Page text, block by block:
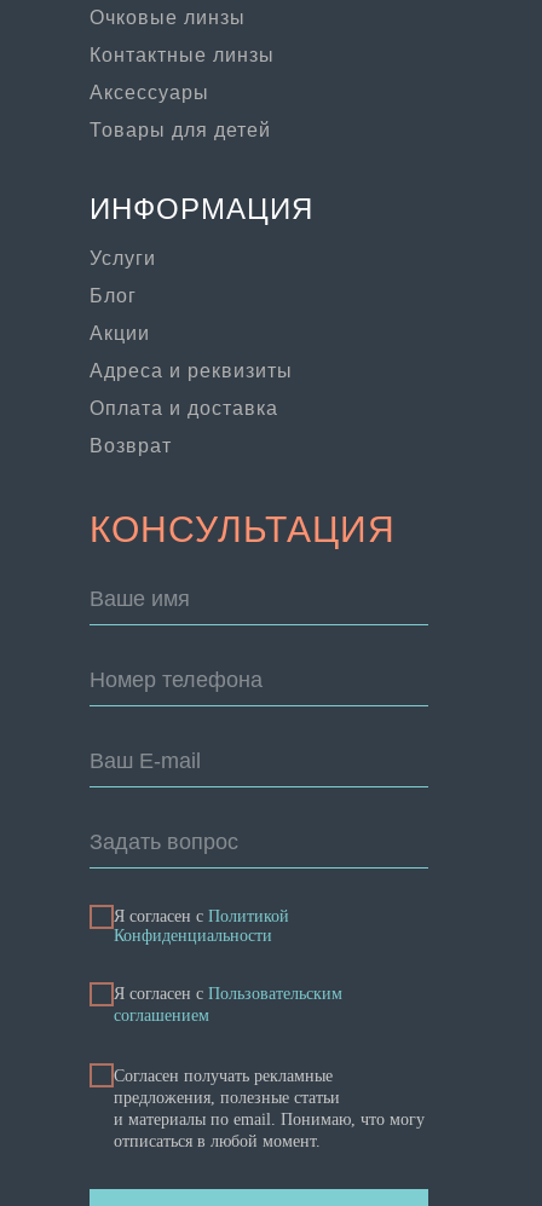
Очковые линзы
Контактные линзы
Аксессуары
Товары для детей
ИНФОРМАЦИЯ
Услуги
Адреса и реквизиты
КОНСУЛЬТАЦИЯ
Ваше имя
Номер телефона
Ваш E-mail
Задать вопрос
Я согласен с Политикой
Конфиденциальности
Я cогласен с Пользовательским
соглашением
Согласен получать рекламные
предложения, полезные статьи
и материалы по email. Понимаю, что могу
отписаться в любой момент.
Оплата и доставка
Возврат
Блог
Акции